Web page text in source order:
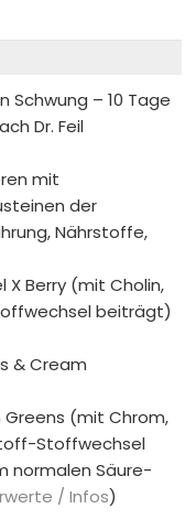
Schwung – 10 Tage
Dr. Feil
mit
der
Nährstoffe,
X Berry (mit Cholin,
beiträgt)
& Cream
(mit Chrom,
Stoffwechsel
normalen Säure-
/ Infos)